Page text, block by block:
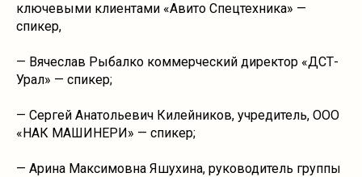
ключевыми клиентами «Авито Спецтехника» —
спикер,
— Вячеслав Рыбалко коммерческий директор «ДСТ-
Урал» — спикер;
— Сергей Анатольевич Килейников, учредитель, ООО
«НАК МАШИНЕРИ» — спикер;
— Арина Максимовна Яшухина, руководитель группы